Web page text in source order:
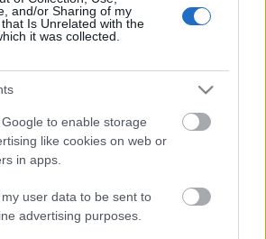
and/or Sharing of my
Is Unrelated with the
it was collected.
to enable storage
like cookies on web or
in apps.
user data to be sent to
advertising purposes.
HIRDETÉS
II.: Mit jelent az 5. blokk új
mérföldköve a felülvizsgálat